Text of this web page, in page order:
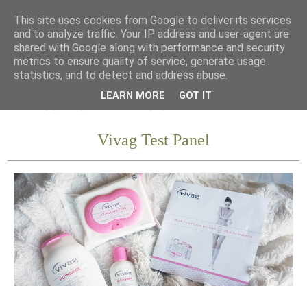
Vivag Test Panel
This site uses cookies from Google to deliver its services
and to analyze traffic. Your IP address and user-agent are
shared with Google along with performance and security
metrics to ensure quality of service, generate usage
statistics, and to detect and address abuse.
LEARN MORE GOT IT